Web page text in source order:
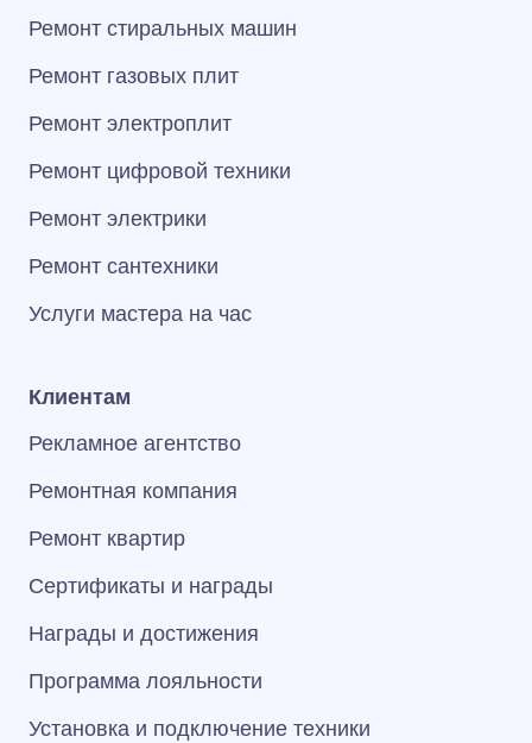
Ремонт стиральных машин
Ремонт газовых плит
Ремонт электроплит
Ремонт цифровой техники
Ремонт электрики
Ремонт сантехники
Услуги мастера на час
Клиентам
Рекламное агентство
Ремонтная компания
Ремонт квартир
Сертификаты и награды
Награды и достижения
Программа лояльности
Установка и подключение техники